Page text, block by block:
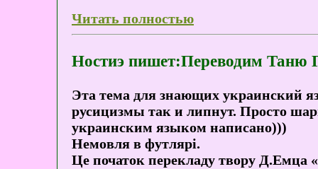
Читать полностью
Ностиэ пишет:Переводим Таню
Эта тема для знающих украинский
русицизмы так и липнут. Просто
украинским языком написано)))
Немовля в футлярі.
Це початок перекладу твору Д.Емца